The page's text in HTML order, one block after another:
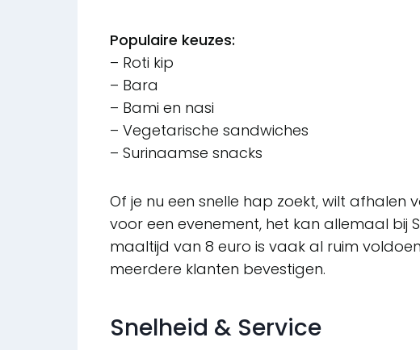
Populaire keuzes:
– Roti kip
– Bara
– Bami en nasi
– Vegetarische sandwiches
– Surinaamse snacks
Of je nu een snelle hap zoekt, wilt
voor een evenement, het kan allemaal bij
maaltijd van 8 euro is vaak al ruim
meerdere klanten bevestigen.
Snelheid & Service